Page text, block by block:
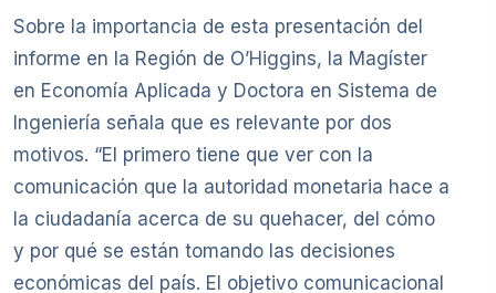
Sobre la importancia de esta presentación del
informe en la Región de O’Higgins, la Magíster
en Economía Aplicada y Doctora en Sistema de
Ingeniería señala que es relevante por dos
motivos. “El primero tiene que ver con la
comunicación que la autoridad monetaria hace a
la ciudadanía acerca de su quehacer, del cómo
y por qué se están tomando las decisiones
económicas del país. El objetivo comunicacional